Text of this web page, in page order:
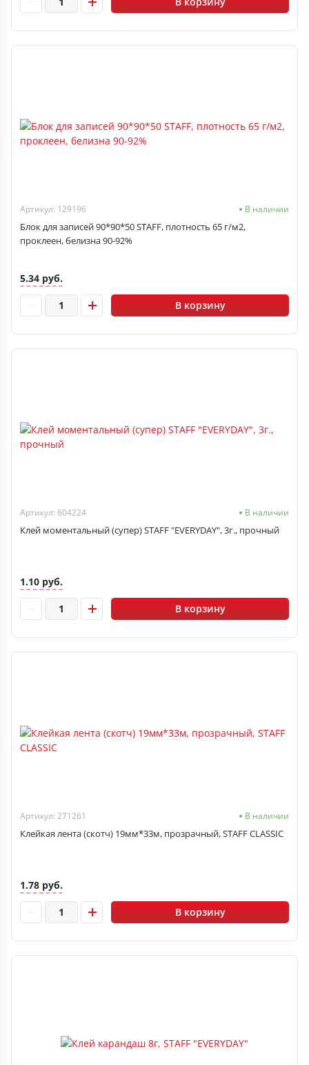
Артикул: 129196 В наличии
Блок для записей 90*90*50 STAFF, плотность 65 г/м2,
проклеен, белизна 90-92%
5.34 руб.
В корзину
Артикул: 604224 В наличии
Клей моментальный (супер) STAFF "EVERYDAY", 3г., прочный
1.10 руб.
В корзину
Артикул: 271261 В наличии
Клейкая лента (скотч) 19мм*33м, прозрачный, STAFF CLASSIC
1.78 руб.
В корзину